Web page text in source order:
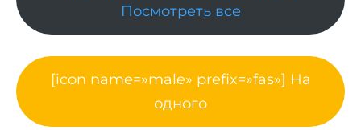
Посмотреть все
[icon name=»male» prefix=»fas»] На
одного